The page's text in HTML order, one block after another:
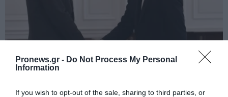
Pronews.gr - Do Not Process My Personal
Information
If you wish to opt-out of the sale, sharing to third parties, or
PRONEWS.GR / ΚΥΒΕΡΝΗΣΗ
Συνάντηση Κ.Μητσοτάκη – Χ.Δούκα την
Παρασκευή στο Μέγαρο Μαξίμου